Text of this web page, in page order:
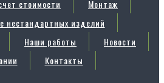
стоимости
Монтаж
нестандартных изделий
Наши работы
Новости
Контакты